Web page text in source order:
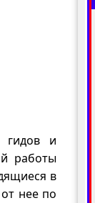
гидов и
работы
в
нее по